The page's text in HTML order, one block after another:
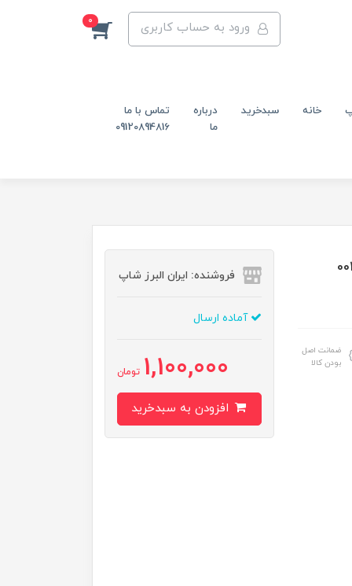
ورود به حساب کاربری 0
خانه سبدخرید
درباره
ما
تماس با ما
09120894816
ضمانت اصل
بودن کالا
فروشنده: ایران البرز شاپ
آماده ارسال
1,100,000 تومان